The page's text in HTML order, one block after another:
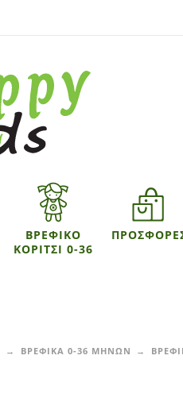
ΒΡΕΦΙΚΟ
ΚΟΡΙΤΣΙ 0-36
ΒΡΕΦΙΚΑ 0-36 ΜΗΝΩΝ